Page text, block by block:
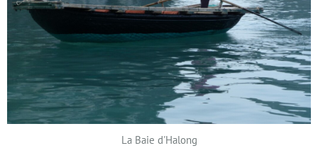
La Baie d'Halong